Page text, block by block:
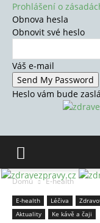
Prohlášení o
Obnova hesla
Obnovit své heslo
Váš e-mail
Heslo vám bude
Domů E-health
E-health Léčiva
Aktuality
Ke kávě a čaji